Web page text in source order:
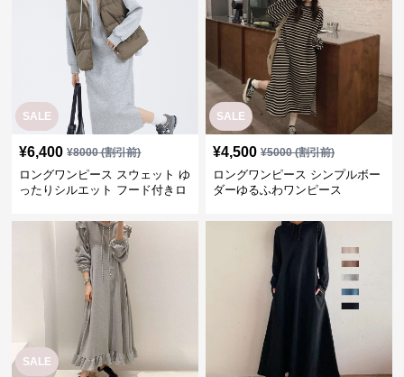
SALE
¥6,400 ¥8000(割引前)
ロングワンピース スウェット ゆ
ったりシルエット フード付きロ
SALE
¥4,500 ¥5000(割引前)
ロングワンピース シンプルボー
ダーゆるふわワンピース
SALE